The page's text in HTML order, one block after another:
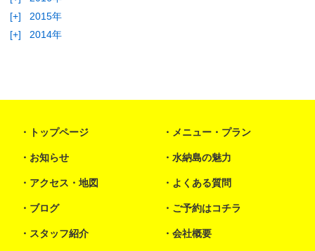
[+]
2015年
[+]
2014年
トップページ メニュー・プラン
お知らせ 水納島の魅力
アクセス・地図 よくある質問
ブログ ご予約はコチラ
スタッフ紹介 会社概要